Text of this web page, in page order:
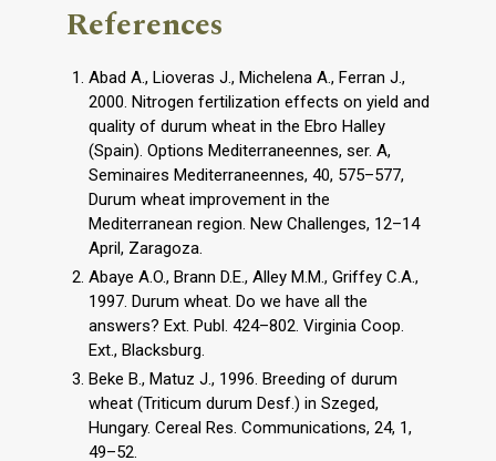
References
Abad A., Lioveras J., Michelena A., Ferran J.,
2000. Nitrogen fertilization effects on yield and
quality of durum wheat in the Ebro Halley
(Spain). Options Mediterraneennes, ser. A,
Seminaires Mediterraneennes, 40, 575–577,
Durum wheat improvement in the
Mediterranean region. New Challenges, 12–14
April, Zaragoza.
Abaye A.O., Brann D.E., Alley M.M., Griffey C.A.,
1997. Durum wheat. Do we have all the
answers? Ext. Publ. 424–802. Virginia Coop.
Ext., Blacksburg.
Beke B., Matuz J., 1996. Breeding of durum
wheat (Triticum durum Desf.) in Szeged,
Hungary. Cereal Res. Communications, 24, 1,
49–52.